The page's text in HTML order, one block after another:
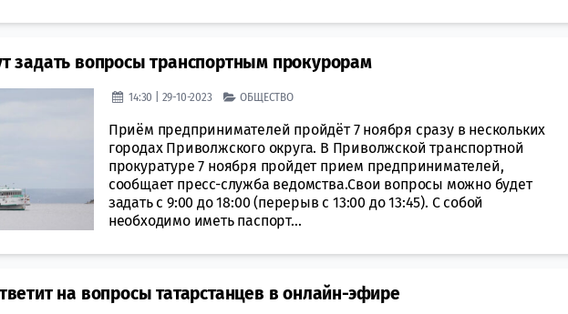
задать вопросы транспортным прокурорам
14:30 | 29-10-2023 ОБЩЕСТВО
Приём предпринимателей пройдёт 7 ноября сразу в нескольких
городах Приволжского округа. В Приволжской транспортной
прокуратуре 7 ноября пройдет прием предпринимателей,
сообщает пресс-служба ведомства.Свои вопросы можно будет
задать с 9:00 до 18:00 (перерыв с 13:00 до 13:45). С собой
необходимо иметь паспорт...
на вопросы татарстанцев в онлайн-эфире